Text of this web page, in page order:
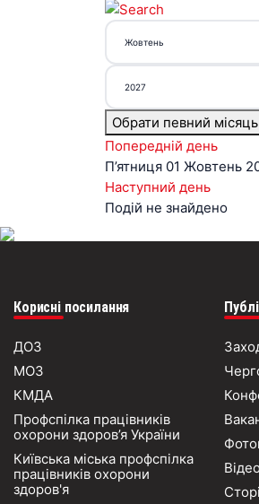
Обрати певний місяць
Попередній день
П’ятниця 01 Жовтень
Наступний день
Подій не знайдено
Корисні посилання
ДОЗ
МОЗ
КМДА
Профспілка працівників
охорони здоров’я України
Київська міська профспілка
працівників охорони
здоров'я
Відео